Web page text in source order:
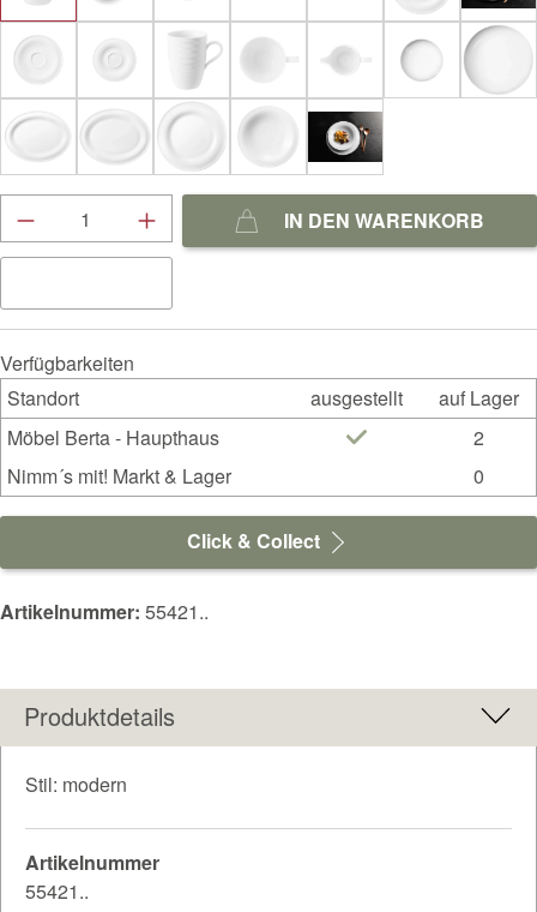
Produkt Anzahl: Gib den gewünschten Wert
IN DEN WARENKORB
Verfügbarkeiten
Standort
ausgestellt
auf Lager
Möbel Berta - Haupthaus
2
Nimm´s mit! Markt & Lager
0
Click & Collect
Artikelnummer: 55421..
Produktdetails
Stil: modern
Artikelnummer
55421..